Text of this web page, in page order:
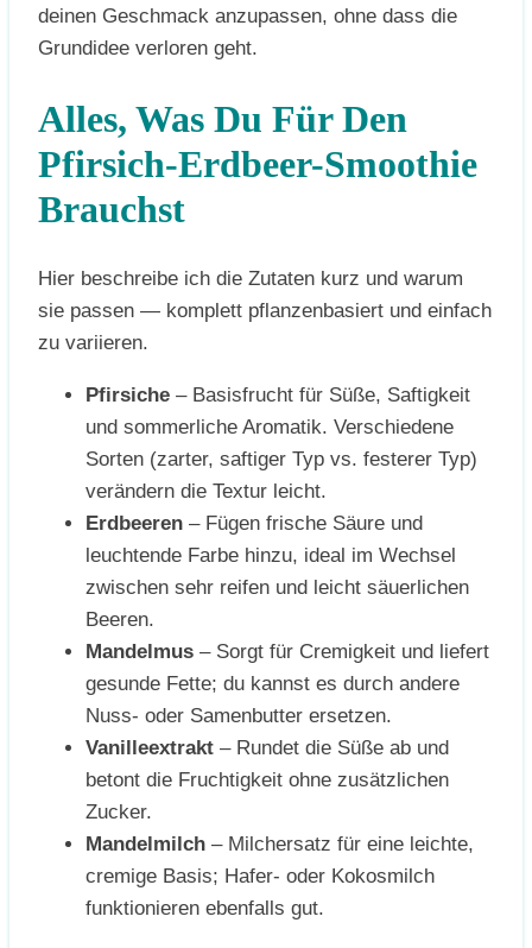
deinen Geschmack anzupassen, ohne dass die
Grundidee verloren geht.
Alles, Was Du Für Den
Pfirsich-Erdbeer-Smoothie
Brauchst
Hier beschreibe ich die Zutaten kurz und warum
sie passen — komplett pflanzenbasiert und einfach
zu variieren.
Pfirsiche – Basisfrucht für Süße, Saftigkeit
und sommerliche Aromatik. Verschiedene
Sorten (zarter, saftiger Typ vs. festerer Typ)
verändern die Textur leicht.
Erdbeeren – Fügen frische Säure und
leuchtende Farbe hinzu, ideal im Wechsel
zwischen sehr reifen und leicht säuerlichen
Beeren.
Mandelmus – Sorgt für Cremigkeit und liefert
gesunde Fette; du kannst es durch andere
Nuss- oder Samenbutter ersetzen.
Vanilleextrakt – Rundet die Süße ab und
betont die Fruchtigkeit ohne zusätzlichen
Zucker.
Mandelmilch – Milchersatz für eine leichte,
cremige Basis; Hafer- oder Kokosmilch
funktionieren ebenfalls gut.